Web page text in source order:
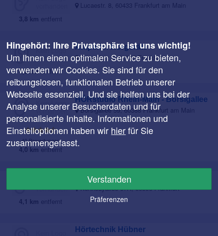
3,8 km entfernt
Lucaestr. 8, 60433 Frankfurt am Main
4,0 kmentfernt
Amplifon Hörgeräte
Güterplatz 6, 60327 Frankfurt
40 Bewertungen
4,0 kmentfernt
HÖRstudio Rhein-Main - Borsigallee
Borsigallee 59, 60388 Frankfurt am Main
4,1 km entfernt
Der Hörpunkt in Frankfurt
Kennedyallee 97A, 60596 Frankfurt
Hörtechnik Hübner
Hingehört: Ihre Privatsphäre ist uns wichtig!
Um Ihnen einen optimalen Service zu bieten,
verwenden wir Cookies. Sie sind für den
reibungslosen, funktionalen Betrieb unserer
Webseite essenziell. Und sie helfen uns bei der
Analyse unserer Besucherdaten und für
personalisierte Inhalte. Informationen und
Einstelloptionen haben wir hierfür Sie
zusammengefasst.
Verstanden
Präferenzen